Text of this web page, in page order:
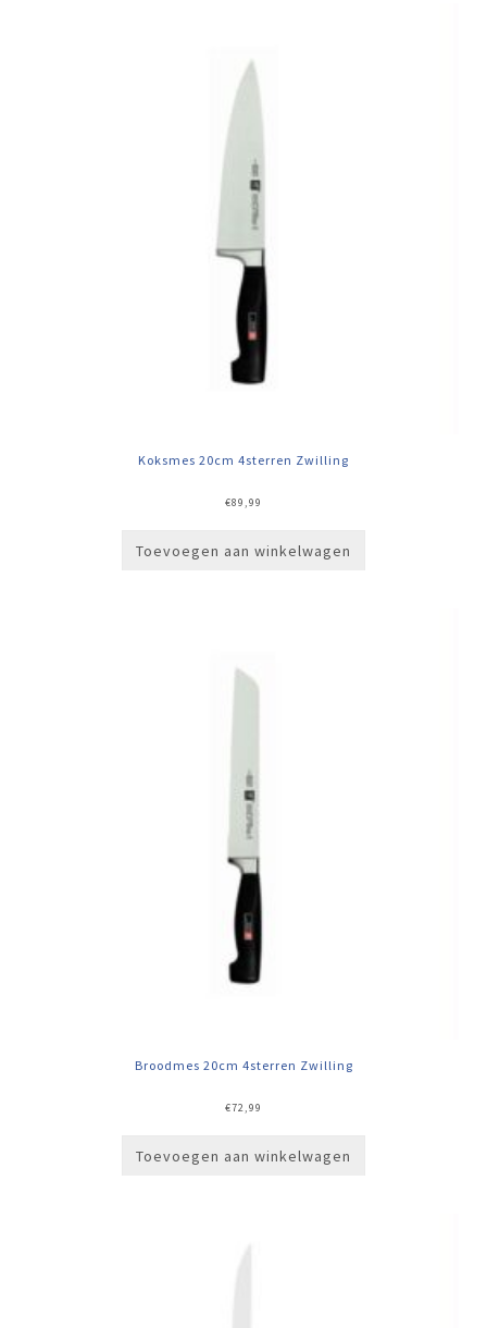
Koksmes 20cm 4sterren Zwilling
€89,99
Toevoegen aan winkelwagen
Broodmes 20cm 4sterren Zwilling
€72,99
Toevoegen aan winkelwagen